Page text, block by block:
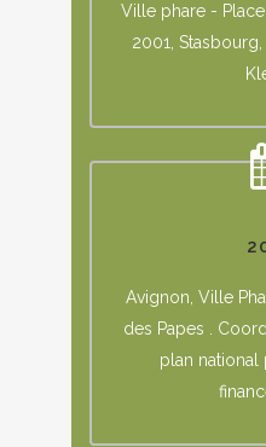
Ville phare -
2001,
Avignon, Ville
des Papes .
plan national